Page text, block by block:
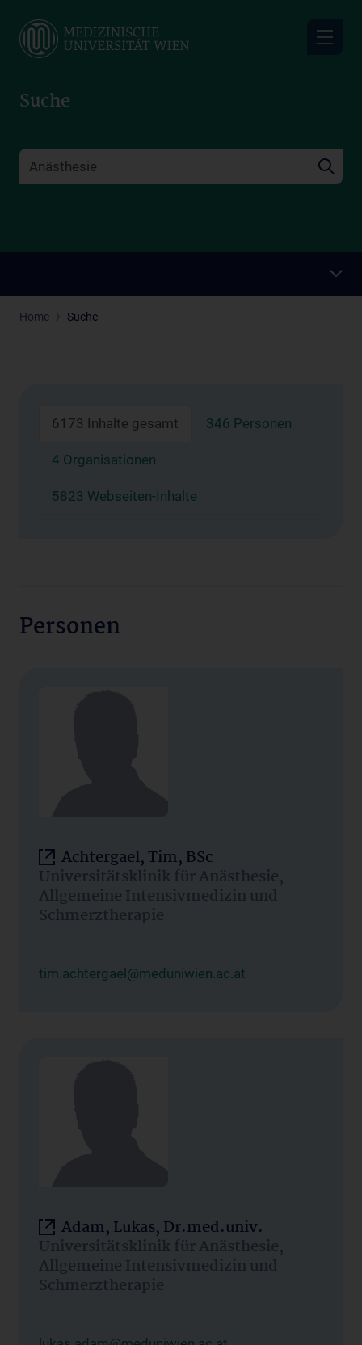
main
Suche
Home Suche
6173 Inhalte gesamt 346 Personen
4 Organisationen
5823 Webseiten-Inhalte
Personen
Achtergael, Tim, BSc
Universitätsklinik für Anästhesie,
Allgemeine Intensivmedizin und
Schmerztherapie
tim.achtergael@meduniwien.ac.at
Adam, Lukas, Dr.med.univ.
Universitätsklinik für Anästhesie,
Allgemeine Intensivmedizin und
Schmerztherapie